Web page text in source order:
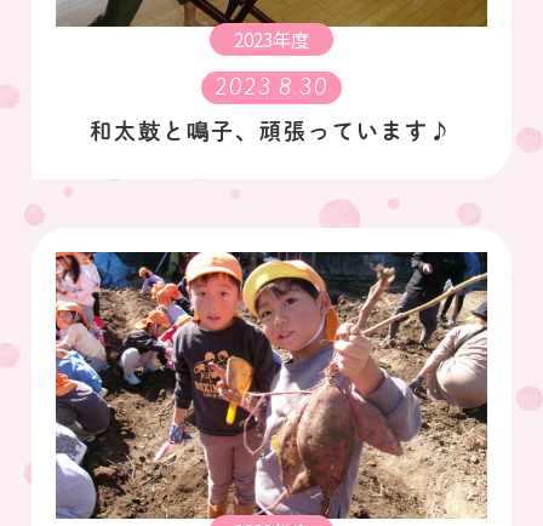
2023年度
2023.8.30
和太鼓と鳴子、頑張っています♪